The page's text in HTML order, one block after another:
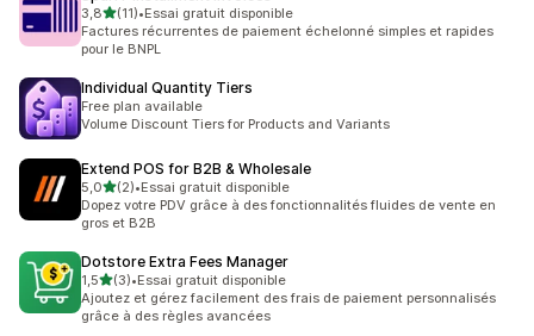
3,8étoile(s) sur 5
(11)
11 avis au total
•Essai gratuit disponible
Factures récurrentes de paiement échelonné simples et rapides
pour le BNPL
Individual Quantity Tiers
Free plan available
Volume Discount Tiers for Products and Variants
Extend POS for B2B & Wholesale
5,0étoile(s) sur 5
(2)
2 avis au total
•Essai gratuit disponible
Dopez votre PDV grâce à des fonctionnalités fluides de vente en
gros et B2B
Dotstore Extra Fees Manager
1,5étoile(s) sur 5
(3)
3 avis au total
•Essai gratuit disponible
Ajoutez et gérez facilement des frais de paiement personnalisés
grâce à des règles avancées